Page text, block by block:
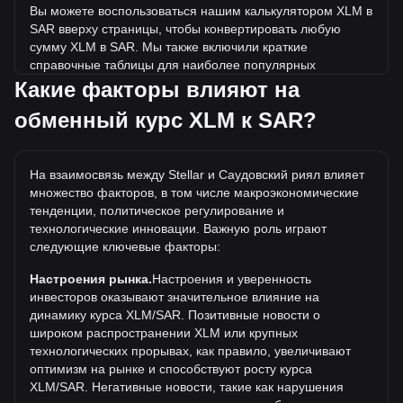
Вы можете воспользоваться нашим калькулятором XLM в
SAR вверху страницы, чтобы конвертировать любую
сумму XLM в SAR. Мы также включили краткие
справочные таблицы для наиболее популярных
конвертаций. Например, 5 SAR эквивалентны 7.99 XLM,
а 5 XLM будут стоить около 3.13SAR.
Какова самая высокая цена XLM/SAR в истории?
составляет ر.س3.53. Еще неизвестно, превысит ли
стоимость 1 XLM в SAR текущий исторический максимум.
Какова динамика цен в SAR?
За последние 7 дней обменный курс Stellar (XLM)
снизился на 2.71%. За последний месяц обменный курс
следующей валюте: Саудовский риял (SAR).
Какие факторы влияют на
обменный курс XLM к SAR?
На взаимосвязь между Stellar и Саудовский риял влияет
множество факторов, в том числе макроэкономические
тенденции, политическое регулирование и
технологические инновации. Важную роль играют
следующие ключевые факторы:
Настроения рынка.Настроения и уверенность
инвесторов оказывают значительное влияние на
динамику курса XLM/SAR. Позитивные новости о
широком распространении XLM или крупных
технологических прорывах, как правило, увеличивают
оптимизм на рынке и способствуют росту курса
XLM/SAR. Негативные новости, такие как нарушения